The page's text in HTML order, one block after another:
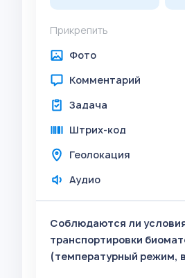
Прикрепить
Фото
Комментарий
Задача
Штрих-код
Геолокация
Аудио
Соблюдаются ли
транспортировки
(температурный режим,